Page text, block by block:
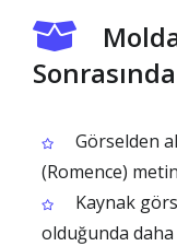
Görselden
(Romence) metin
Kaynak
olduğunda daha